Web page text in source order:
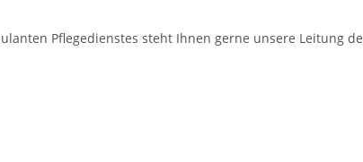
Pflegedienstes steht Ihnen gerne unsere Leitung